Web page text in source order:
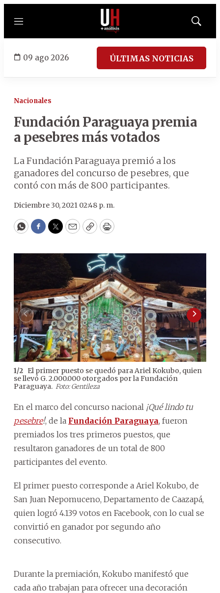
Menú
Mostrar
09 ago 2026 ÚLTIMAS NOTICIAS
Nacionales
Fundación Paraguaya premia
a pesebres más votados
La Fundación Paraguaya premió a los
ganadores del concurso de pesebres, que
contó con más de 800 participantes.
Diciembre 30, 2021 02:48 p. m.
WhatsApp
Facebook
Twitter
EmailCopyPrint
1/2 El primer puesto se quedó para Ariel Kokubo, quien
se llevó G. 2.000.000 otorgados por la Fundación
Paraguaya. Foto: Gentileza
En el marco del concurso nacional ¡Qué lindo tu
pesebre!, de la Fundación Paraguaya, fueron
premiados los tres primeros puestos, que
resultaron ganadores de un total de 800
participantes del evento.
El primer puesto corresponde a Ariel Kokubo, de
San Juan Nepomuceno, Departamento de Caazapá,
quien logró 4.139 votos en Facebook, con lo cual se
convirtió en ganador por segundo año
consecutivo.
Durante la premiación, Kokubo manifestó que
cada año trabajan para ofrecer una decoración